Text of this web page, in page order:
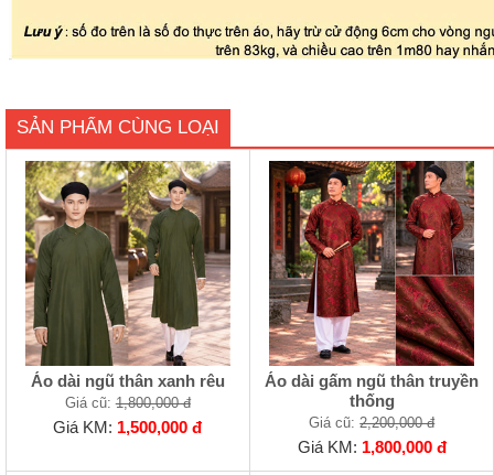
SẢN PHẨM CÙNG LOẠI
Áo dài ngũ thân xanh rêu
Giá cũ:1,800,000 đ
Giá KM: 1,500,000 đ
Áo dài gấm ngũ thân truyền
thống
Giá cũ:2,200,000 đ
Giá KM: 1,800,000 đ